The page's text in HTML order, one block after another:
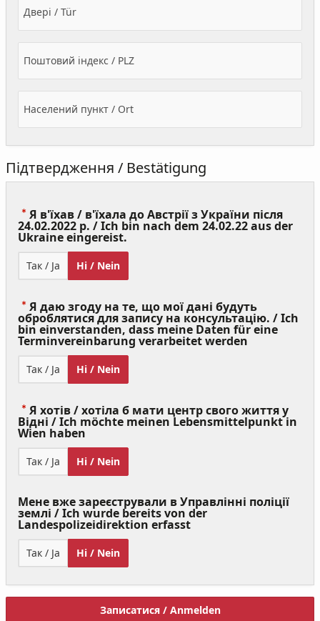
Двері / Tür
Поштовий індекс / PLZ
Населений пункт / Ort
Підтвердження / Bestätigung
Я в'їхав / в'їхала до Австрії з України після
24.02.2022 р. / Ich bin nach dem 24.02.22 aus der
Ukraine eingereist.
Required)
Так / Ja Ні / Nein
Я даю згоду на те, що мої дані будуть
оброблятися для запису на консультацію. / Ich
bin einverstanden, dass meine Daten für eine
Terminvereinbarung verarbeitet werden
Так / Ja Ні / Nein
Я хотів / хотіла б мати центр свого життя у
Відні / Ich möchte meinen Lebensmittelpunkt in
Wien haben
Required)
Так / Ja Ні / Nein
Мене вже зареєстрували в Управлінні поліції
землі / Ich wurde bereits von der
Landespolizeidirektion erfasst
Так / Ja Ні / Nein
Записатися / Anmelden